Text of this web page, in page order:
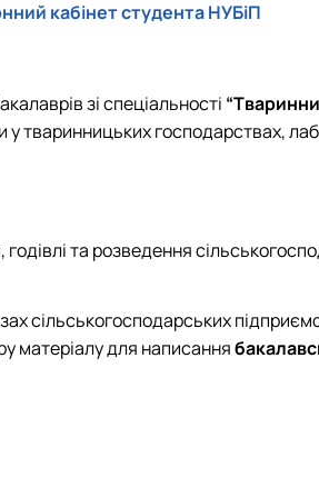
кабінет студента НУБіП
зі спеціальності
тваринницьких господарствах,
та розведення
сільськогосподарських
матеріалу для написання